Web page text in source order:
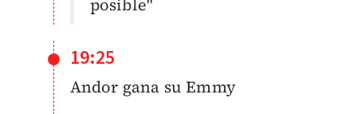
posible"
19:25
Andor gana su Emmy